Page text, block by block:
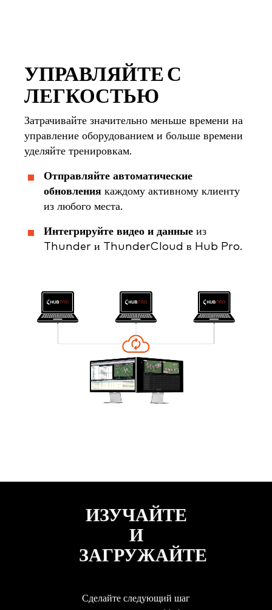
УПРАВЛЯЙТЕ С
ЛЕГКОСТЬЮ
Затрачивайте значительно меньше времени на
управление оборудованием и больше времени
уделяйте тренировкам.
Отправляйте автоматические
обновления каждому активному клиенту
из любого места.
Интегрируйте видео и данные из
Thunder и ThunderCloud в Hub Pro.
ИЗУЧАЙТЕ
И
ЗАГРУЖАЙТЕ
Сделайте следующий шаг